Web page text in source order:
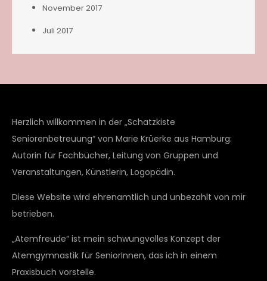
November 2017
Juli 2017
Herzlich willkommen in der „Schatzkiste
Seniorenbetreuung“ von Marie Krüerke aus Hamburg:
Autorin für Fachbücher, Leitung von Gruppen und
Veranstaltungen, Künstlerin, Logopädin.
Diese Website wird ehrenamtlich und unbezahlt von mir
betrieben.
„Atemfreude“ ist mein schwungvolles Konzept der
Atemgymnastik für SeniorInnen, das ich in einem
Praxisbuch vorstelle.